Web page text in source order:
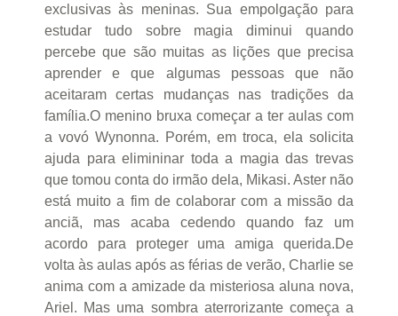
exclusivas às meninas. Sua empolgação para
estudar tudo sobre magia diminui quando
percebe que são muitas as lições que precisa
aprender e que algumas pessoas que não
aceitaram certas mudanças nas tradições da
família.O menino bruxa começar a ter aulas com
a vovó Wynonna. Porém, em troca, ela solicita
ajuda para elimininar toda a magia das trevas
que tomou conta do irmão dela, Mikasi. Aster não
está muito a fim de colaborar com a missão da
anciã, mas acaba cedendo quando faz um
acordo para proteger uma amiga querida.De
volta às aulas após as férias de verão, Charlie se
anima com a amizade da misteriosa aluna nova,
Ariel. Mas uma sombra aterrorizante começa a